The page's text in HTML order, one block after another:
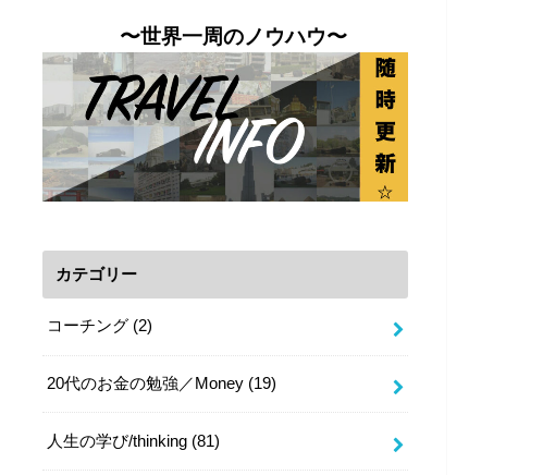
〜世界一周のノウハウ〜
カテゴリー
コーチング (2)
20代のお金の勉強／Money (19)
人生の学び/thinking (81)